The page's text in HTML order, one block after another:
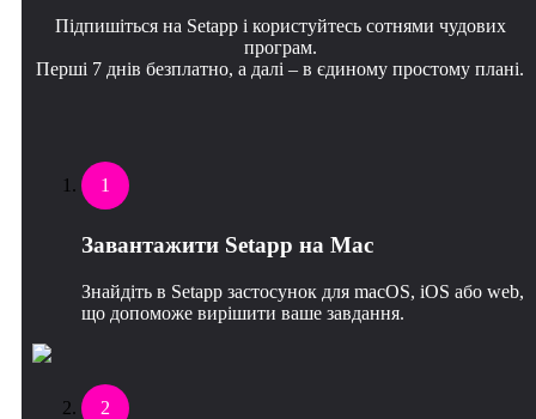
Підпишіться на Setapp і користуйтесь сотнями чудових
програм.
Перші 7 днів безплатно, а далі – в єдиному простому плані.
1
Завантажити Setapp на Mac
Знайдіть в Setapp застосунок для macOS, iOS або web,
що допоможе вирішити ваше завдання.
2